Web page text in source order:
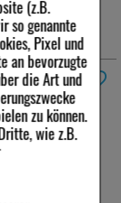
(z.B.
so genannte
Pixel und
an bevorzugte
die Art und
zu können.
wie z.B.
100 g*